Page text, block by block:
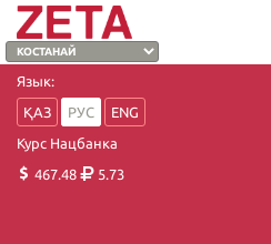
Язык:
ҚАЗ
РУС
ENG
Курс Нацбанка
467.48
5.73